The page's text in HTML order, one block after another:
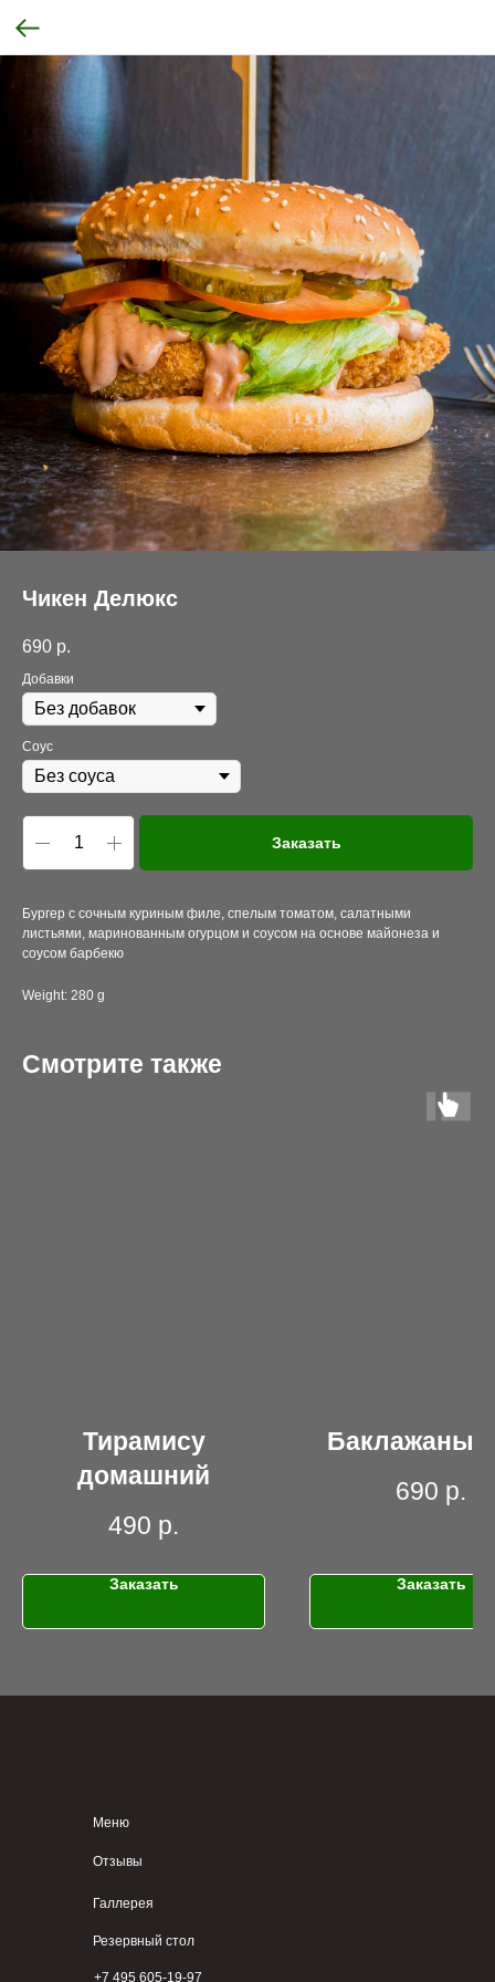
Чикен Делюкс
690 р.
Добавки
Соус
Заказать
Бургер с сочным куриным филе, спелым томатом, салатными
листьями, маринованным огурцом и соусом на основе майонеза и
соусом барбекю
Weight: 280 g
Смотрите также
Тирамису
домашний
490 р.
Заказать
Баклажаны-
690 р.
Заказать
Меню
Отзывы
Галлерея
Резервный стол
+7 495 605-19-97